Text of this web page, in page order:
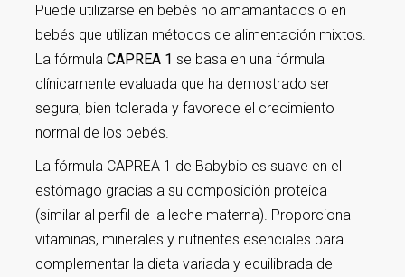
Puede utilizarse en bebés no amamantados o en
bebés que utilizan métodos de alimentación mixtos.
La fórmulaCAPREA 1 se basa en una fórmula
clínicamente evaluada que ha demostrado ser
segura, bien tolerada y favorece el crecimiento
normal de los bebés.
La fórmula CAPREA 1 de Babybio es suave en el
estómago gracias a su composición proteica
(similar al perfil de la leche materna). Proporciona
vitaminas, minerales y nutrientes esenciales para
complementar la dieta variada y equilibrada del